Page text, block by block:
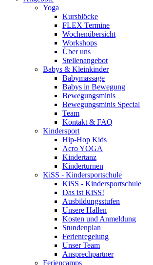
Yoga
Kursblöcke
FLEX Termine
Wochenübersicht
Workshops
Über uns
Stellenangebot
Babys & Kleinkinder
Babymassage
Babys in Bewegung
Bewegungsminis
Bewegungsminis Special
Team
Kontakt & FAQ
Kindersport
Hip-Hop Kids
Acro YOGA
Kindertanz
Kinderturnen
KiSS - Kindersportschule
KiSS - Kindersportschule
Das ist KiSS!
Ausbildungsstufen
Unsere Hallen
Kosten und Anmeldung
Stundenplan
Ferienregelung
Unser Team
Ansprechpartner
Feriencamps